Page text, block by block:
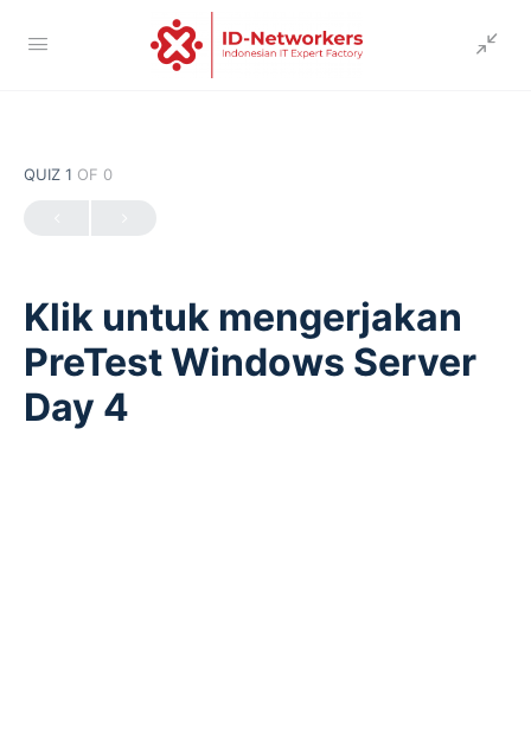
QUIZ 1 OF 0
Klik untuk mengerjakan
PreTest Windows Server
Day 4